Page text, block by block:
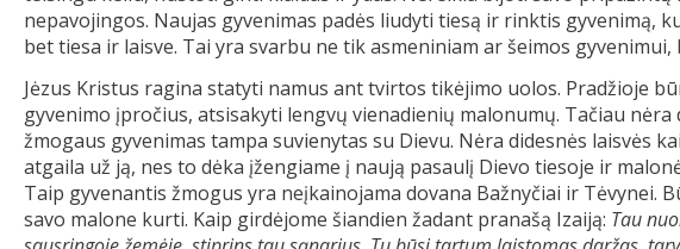
nepavojingos. Naujas gyvenimas padės liudyti tiesą ir rinktis gyvenimą,
bet tiesa ir laisve. Tai yra svarbu ne tik asmeniniam ar šeimos
Jėzus Kristus ragina statyti namus ant tvirtos tikėjimo uolos. Pradžioje
gyvenimo įpročius, atsisakyti lengvų vienadienių malonumų. Tačiau
žmogaus gyvenimas tampa suvienytas su Dievu. Nėra didesnės laisvės
atgaila už ją, nes to dėka įžengiame į naują pasaulį Dievo tiesoje ir
Taip gyvenantis žmogus yra neįkainojama dovana Bažnyčiai ir Tėvynei.
savo malone kurti. Kaip girdėjome šiandien žadant pranašą Izaiją: Tau